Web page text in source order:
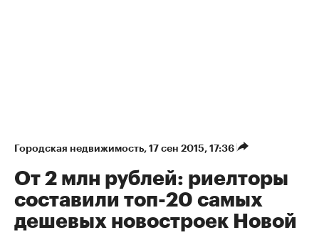
Городская недвижимость⁠, 17 сен 2015, 17:36
От 2 млн рублей: риелторы
составили топ-20 самых
дешевых новостроек Новой